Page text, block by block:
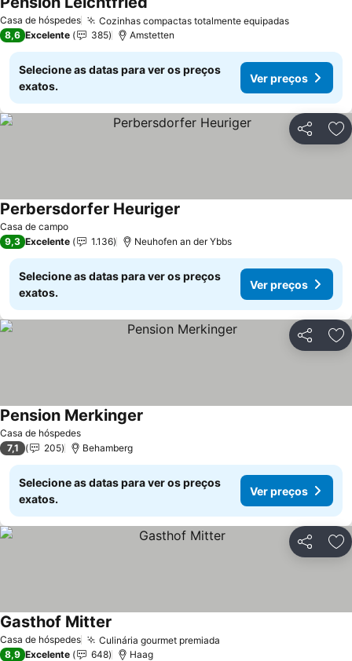
Casa de hóspedes Cozinhas compactas totalmente equipadas
8,6 Excelente 385 Amstetten
Selecione as datas para ver os preços
exatos.
Ver preços
Partilhar
Casa de campo
Perbersdorfer Heuriger
9,3 Excelente 1.136 Neuhofen an der Ybbs
Selecione as datas para ver os preços
exatos.
Ver preços
Partilhar
Casa de hóspedes
Pension Merkinger
7,1 205 Behamberg
Selecione as datas para ver os preços
exatos.
Ver preços
Partilhar
Casa de hóspedes Culinária gourmet premiada
Gasthof Mitter
8,9 Excelente 648 Haag